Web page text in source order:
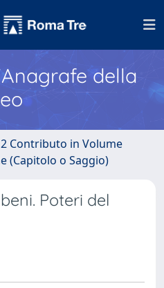
della
2 Contributo in Volume
(Capitolo o Saggio)
Poteri del